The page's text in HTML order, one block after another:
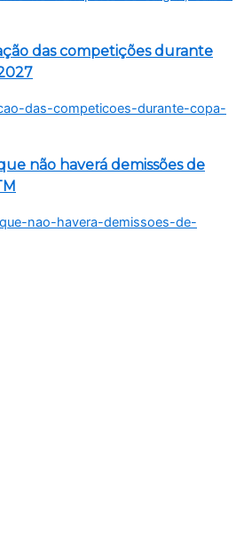
das competições durante
não haverá demissões de